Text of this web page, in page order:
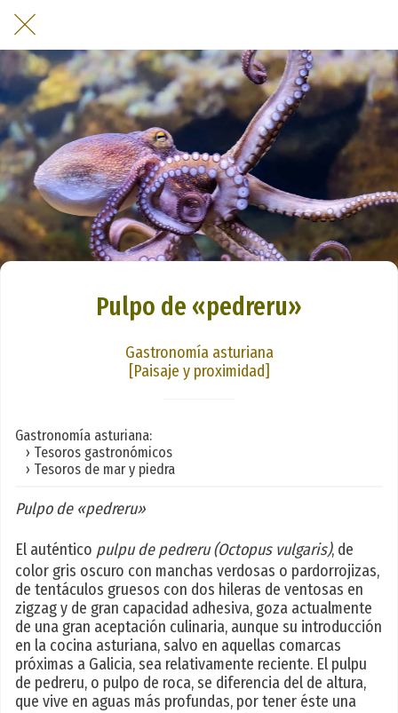
Pulpo de «pedreru»
Gastronomía asturiana
[Paisaje y proximidad]
Gastronomía asturiana:
› Tesoros gastronómicos
› Tesoros de mar y piedra
Pulpo de «pedreru»
El auténtico pulpu de pedreru (Octopus vulgaris), de
color gris oscuro con manchas verdosas o pardorrojizas,
de tentáculos gruesos con dos hileras de ventosas en
zigzag y de gran capacidad adhesiva, goza actualmente
de una gran aceptación culinaria, aunque su introducción
en la cocina asturiana, salvo en aquellas comarcas
próximas a Galicia, sea relativamente reciente. El pulpu
de pedreru, o pulpo de roca, se diferencia del de altura,
que vive en aguas más profundas, por tener éste una